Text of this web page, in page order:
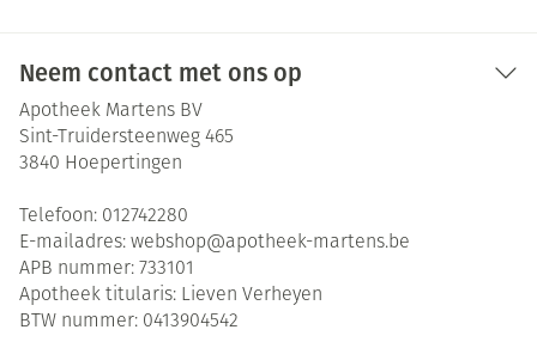
Neem contact met ons op
Apotheek Martens BV
Sint-Truidersteenweg 465
3840 Hoepertingen
Telefoon: 012742280
E-mailadres: webshop@apotheek-martens.be
APB nummer: 733101
Apotheek titularis: Lieven Verheyen
BTW nummer: 0413904542